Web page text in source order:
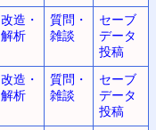
改造・
解析
質問・
雑談
セーブ
データ
投稿
改造・
解析
質問・
雑談
セーブ
データ
投稿